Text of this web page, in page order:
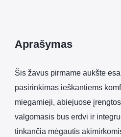
Aprašymas
Šis žavus pirmame aukšte
pasirinkimas ieškantiems
miegamieji, abiejuose
valgomasis bus erdvi ir
tinkančia mėgautis